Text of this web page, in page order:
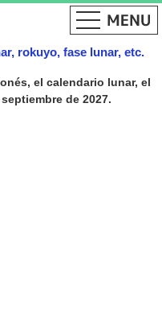
rokuyo, fase lunar, etc.
el calendario lunar, el
de 2027.